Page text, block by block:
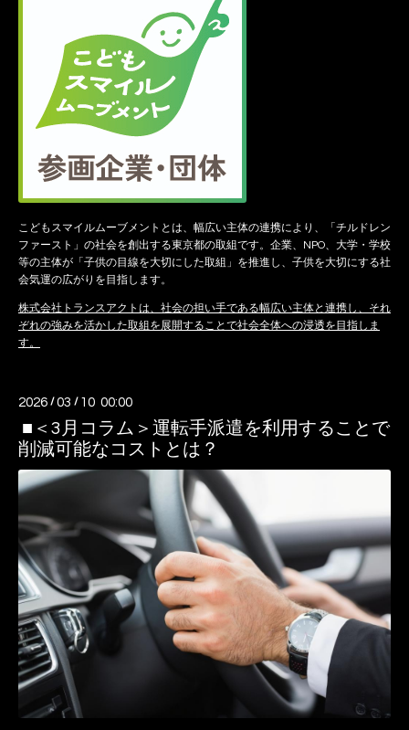
こどもスマイルムーブメントとは、幅広い主体の連携により、「チルドレン
ファースト」の社会を創出する東京都の取組です。企業、NPO、大学・学校
等の主体が「子供の目線を大切にした取組」を推進し、子供を大切にする社
会気運の広がりを目指します。
株式会社トランスアクトは、社会の担い手である幅広い主体と連携し、それ
ぞれの強みを活かした取組を展開することで社会全体への浸透を目指しま
す。
2026 /03 / 10 00:00
■＜3月コラム＞運転手派遣を利用することで
削減可能なコストとは？